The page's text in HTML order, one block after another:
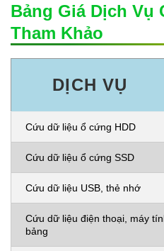
Bảng Giá Dịch Vụ
Tham Khảo
DỊCH VỤ
Cứu dữ liệu ổ cứng HDD
Cứu dữ liệu ổ cứng SSD
Cứu dữ liệu USB, thẻ nhớ
Cứu dữ liệu điện thoại, máy
bảng